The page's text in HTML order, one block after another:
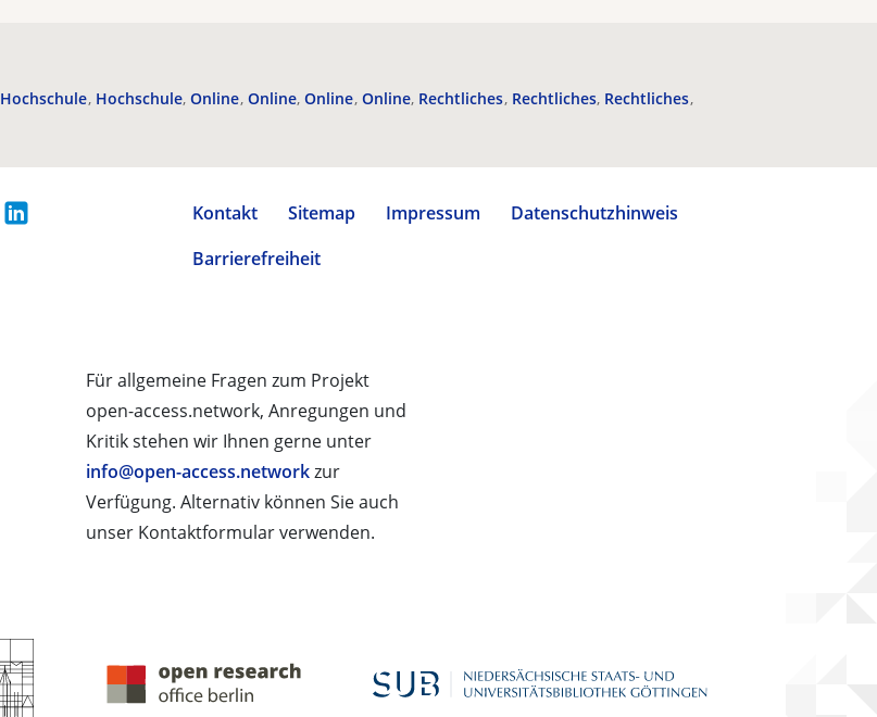
Hochschule Hochschule Online Online Online Online Rechtliches Rechtliches Rechtliches
Kontakt Sitemap Impressum
Datenschutzhinweis
Barrierefreiheit
Für allgemeine Fragen zum Projekt
open-access.network, Anregungen und
Kritik stehen wir Ihnen gerne unter
info@open-access.networkzur
Verfügung. Alternativ können Sie auch
unser Kontaktformular verwenden.